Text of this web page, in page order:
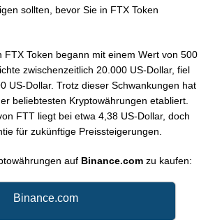
sollten, bevor Sie in FTX Token
FTX Token begann mit einem Wert von 500
zwischenzeitlich 20.000 US-Dollar, fiel
US-Dollar. Trotz dieser Schwankungen hat
beliebtesten Kryptowährungen etabliert.
FTT liegt bei etwa 4,38 US-Dollar, doch
für zukünftige Preissteigerungen.
auf Binance.com zu kaufen:
Binance.com